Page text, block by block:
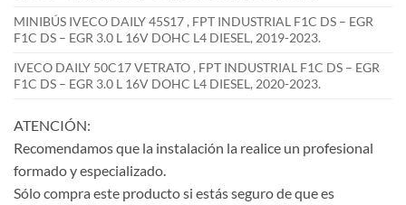
MINIBÚS IVECO DAILY 45S17 , FPT INDUSTRIAL F1C DS – EGR
F1C DS – EGR 3.0 L 16V DOHC L4 DIESEL, 2019-2023.
IVECO DAILY 50C17 VETRATO , FPT INDUSTRIAL F1C DS – EGR
F1C DS – EGR 3.0 L 16V DOHC L4 DIESEL, 2020-2023.
ATENCIÓN:
Recomendamos que la instalación la realice un profesional
formado y especializado.
Sólo compra este producto si estás seguro de que es